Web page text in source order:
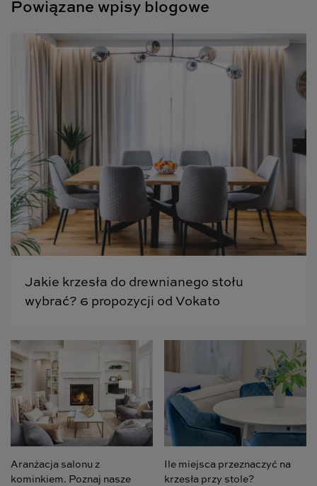
Powiązane wpisy blogowe
Jakie krzesła do drewnianego stołu
wybrać? 6 propozycji od Vokato
Aranżacja salonu z
kominkiem. Poznaj nasze
Ile miejsca przeznaczyć na
krzesła przy stole?